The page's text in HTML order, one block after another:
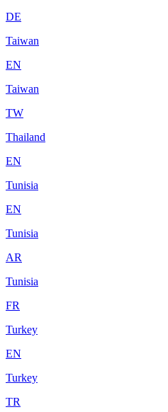
DE
Taiwan
EN
Taiwan
TW
Thailand
EN
Tunisia
EN
Tunisia
AR
Tunisia
FR
Turkey
EN
Turkey
TR